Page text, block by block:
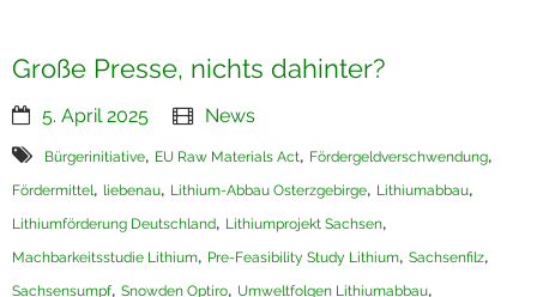
Große Presse, nichts dahinter?
5. April 2025 News
Bürgerinitiative, EU Raw Materials Act, Fördergeldverschwendung,
Fördermittel, liebenau, Lithium-Abbau Osterzgebirge, Lithiumabbau,
Lithiumförderung Deutschland, Lithiumprojekt Sachsen,
Machbarkeitsstudie Lithium, Pre-Feasibility Study Lithium, Sachsenfilz,
Sachsensumpf, Snowden Optiro, Umweltfolgen Lithiumabbau,